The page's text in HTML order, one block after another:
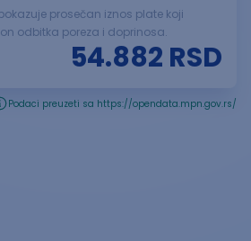
prosečan iznos plate koji
odbitka poreza i doprinosa.
54.882 RSD
Podaci preuzeti sa https://opendata.mpn.gov.rs/